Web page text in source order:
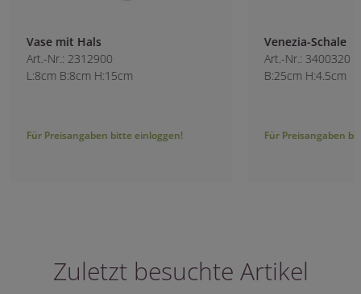
Vase mit Hals
Art.-Nr.: 2312900
L:8cm B:8cm H:15cm
Für Preisangaben bitte einloggen!
Venezia-Schale
Art.-Nr.: 3400320
B:25cm H:4.5cm
Für Preisangaben
Zuletzt besuchte Artikel